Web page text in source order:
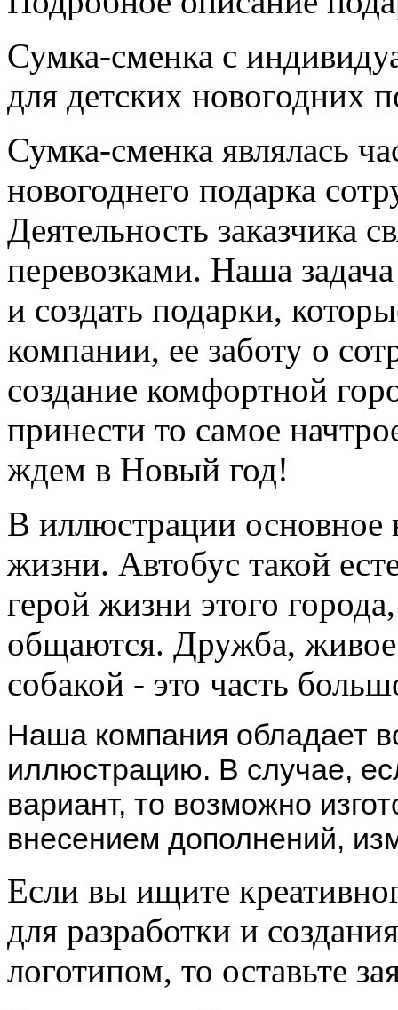
Сумка-сменка с
для детских новогодних
Сумка-сменка являлась
новогоднего подарка
Деятельность заказчика
перевозками. Наша
и создать подарки,
компании, ее заботу о
создание комфортной
принести то самое
ждем в Новый год!
В иллюстрации основное
жизни. Автобус такой
герой жизни этого
общаются. Дружба,
собакой - это часть
Наша компания обладает
иллюстрацию. В случае,
вариант, то возможно
внесением дополнений,
Если вы ищите
для разработки и
логотипом, то оставьте